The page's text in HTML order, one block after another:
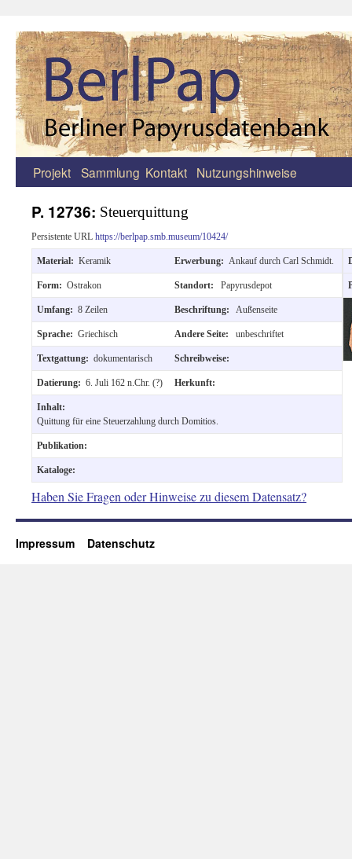
Zum
springen
Projekt Sammlung Kontakt Nutzungshinweise
P. 12736: Steuerquittung
Persistente URL https://berlpap.smb.museum/10424/
Material: Keramik Erwerbung: Ankauf durch Carl Schmidt.
Form: Ostrakon Standort: Papyrusdepot
Umfang: 8 Zeilen Beschriftung: Außenseite
Sprache: Griechisch Andere Seite: unbeschriftet
Textgattung: dokumentarisch Schreibweise:
Datierung: 6. Juli 162 n.Chr. (?) Herkunft:
Inhalt:
Quittung für eine Steuerzahlung durch Domitios.
Publikation:
Kataloge:
Haben Sie Fragen oder Hinweise zu diesem Datensatz?
Impressum Datenschutz